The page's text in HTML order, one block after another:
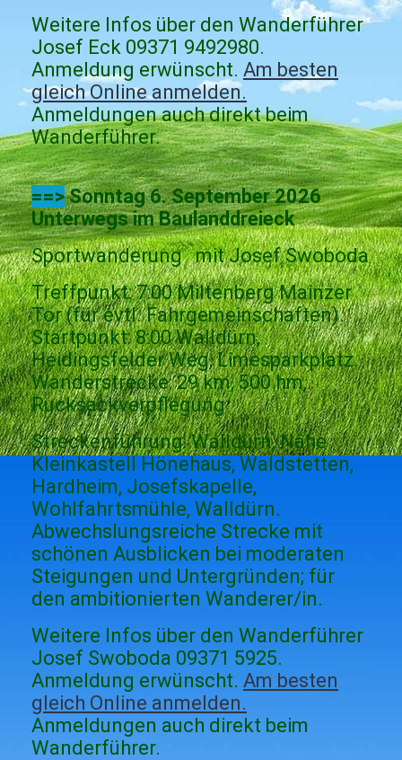
Weitere Infos über den Wanderführer
Josef Eck 09371 9492980.
Anmeldung erwünscht. Am besten
gleich Online anmelden.
Anmeldungen auch direkt beim
Wanderführer.
==> Sonntag 6. September 2026
Unterwegs im Baulanddreieck
Sportwanderung mit Josef Swoboda
Treffpunkt: 7:00 Miltenberg Mainzer
Tor (für evtl. Fahrgemeinschaften).
Startpunkt: 8:00 Walldürn,
Heidingsfelder Weg, Limesparkplatz.
Wanderstrecke: 29 km, 500 hm,
Rucksackverpflegung
Streckenführung: Walldürn, Nähe
Kleinkastell Hönehaus, Waldstetten,
Hardheim, Josefskapelle,
Wohlfahrtsmühle, Walldürn.
Abwechslungsreiche Strecke mit
schönen Ausblicken bei moderaten
Steigungen und Untergründen; für
den ambitionierten Wanderer/in.
Weitere Infos über den Wanderführer
Josef Swoboda 09371 5925.
Anmeldung erwünscht. Am besten
gleich Online anmelden.
Anmeldungen auch direkt beim
Wanderführer.